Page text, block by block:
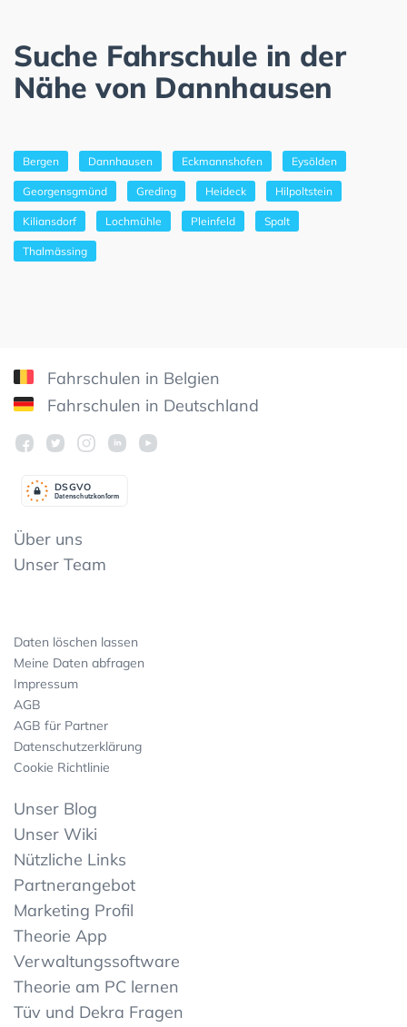
Suche Fahrschule in der
Nähe von Dannhausen
Bergen Dannhausen Eckmannshofen Eysölden
Georgensgmünd Greding Heideck Hilpoltstein
Kiliansdorf Lochmühle Pleinfeld Spalt
Thalmässing
Fahrschulen in Belgien
Fahrschulen in Deutschland
Datenschutzkonform
DSGVO
Über uns
Unser Team
Daten löschen lassen
Meine Daten abfragen
Impressum
AGB
AGB für Partner
Datenschutzerklärung
Cookie Richtlinie
Unser Blog
Unser Wiki
Nützliche Links
Partnerangebot
Marketing Profil
Theorie App
Verwaltungssoftware
Theorie am PC lernen
Tüv und Dekra Fragen